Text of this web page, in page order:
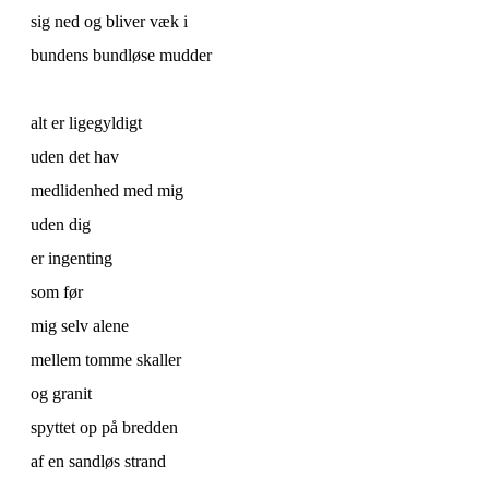
sig ned og bliver væk i
bundens bundløse mudder
alt er ligegyldigt
uden det hav
medlidenhed med mig
uden dig
er ingenting
som før
mig selv alene
mellem tomme skaller
og granit
spyttet op på bredden
af en sandløs strand